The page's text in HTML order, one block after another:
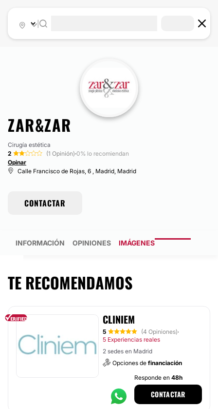
ZAR&ZAR
Cirugía estética
2
(1 Opinión)·0% lo recomiendan
Opinar
Calle Francisco de Rojas, 6 , Madrid, Madrid
CONTACTAR
INFORMACIÓN OPINIONES IMÁGENES
TE RECOMENDAMOS
CLINIEM
5 (4 Opiniones)·
5 Experiencias reales
2 sedes en Madrid
Opciones de financiación
Responde en 48h
CONTACTAR